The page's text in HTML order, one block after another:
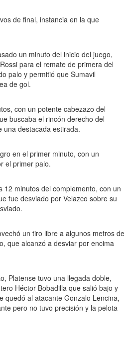
de final, instancia en la que
un minuto del inicio del juego,
para el remate de primera del
palo y permitió que Sumavil
de gol.
con un potente cabezazo del
buscaba el rincón derecho del
una destacada estirada.
en el primer minuto, con un
el primer palo.
12 minutos del complemento, con un
fue desviado por Velazco sobre su
un tiro libre a algunos metros de
que alcanzó a desviar por encima
Platense tuvo una llegada doble,
Héctor Bobadilla que salió bajo y
quedó al atacante Gonzalo Lencina,
pero no tuvo precisión y la pelota